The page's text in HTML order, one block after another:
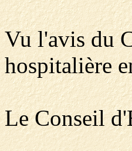
Vu l'avis du
hospitalière
Le Conseil